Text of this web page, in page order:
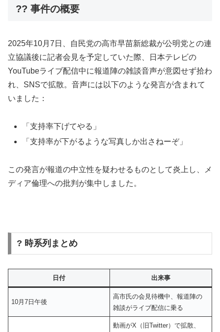
?? 事件の概要
2025年10月7日、自民党の高市早苗新総裁が公明党との連
立協議後に記者会見を予定していた際、日本テレビの
YouTubeライブ配信中に報道陣の雑談音声が意図せず拾わ
れ、SNSで拡散。音声には以下のような発言が含まれて
いました：
「支持率下げてやる」
「支持率が下がるような写真しか出さねーぞ」
この発言が報道の中立性を疑わせるものとして炎上し、メ
ディア倫理への批判が集中しました。
? 時系列まとめ
日付 出来事
10月7日午後
高市氏の会見待機中、報道陣の
雑談がライブ配信に乗る
動画がX（旧Twitter）で拡散、